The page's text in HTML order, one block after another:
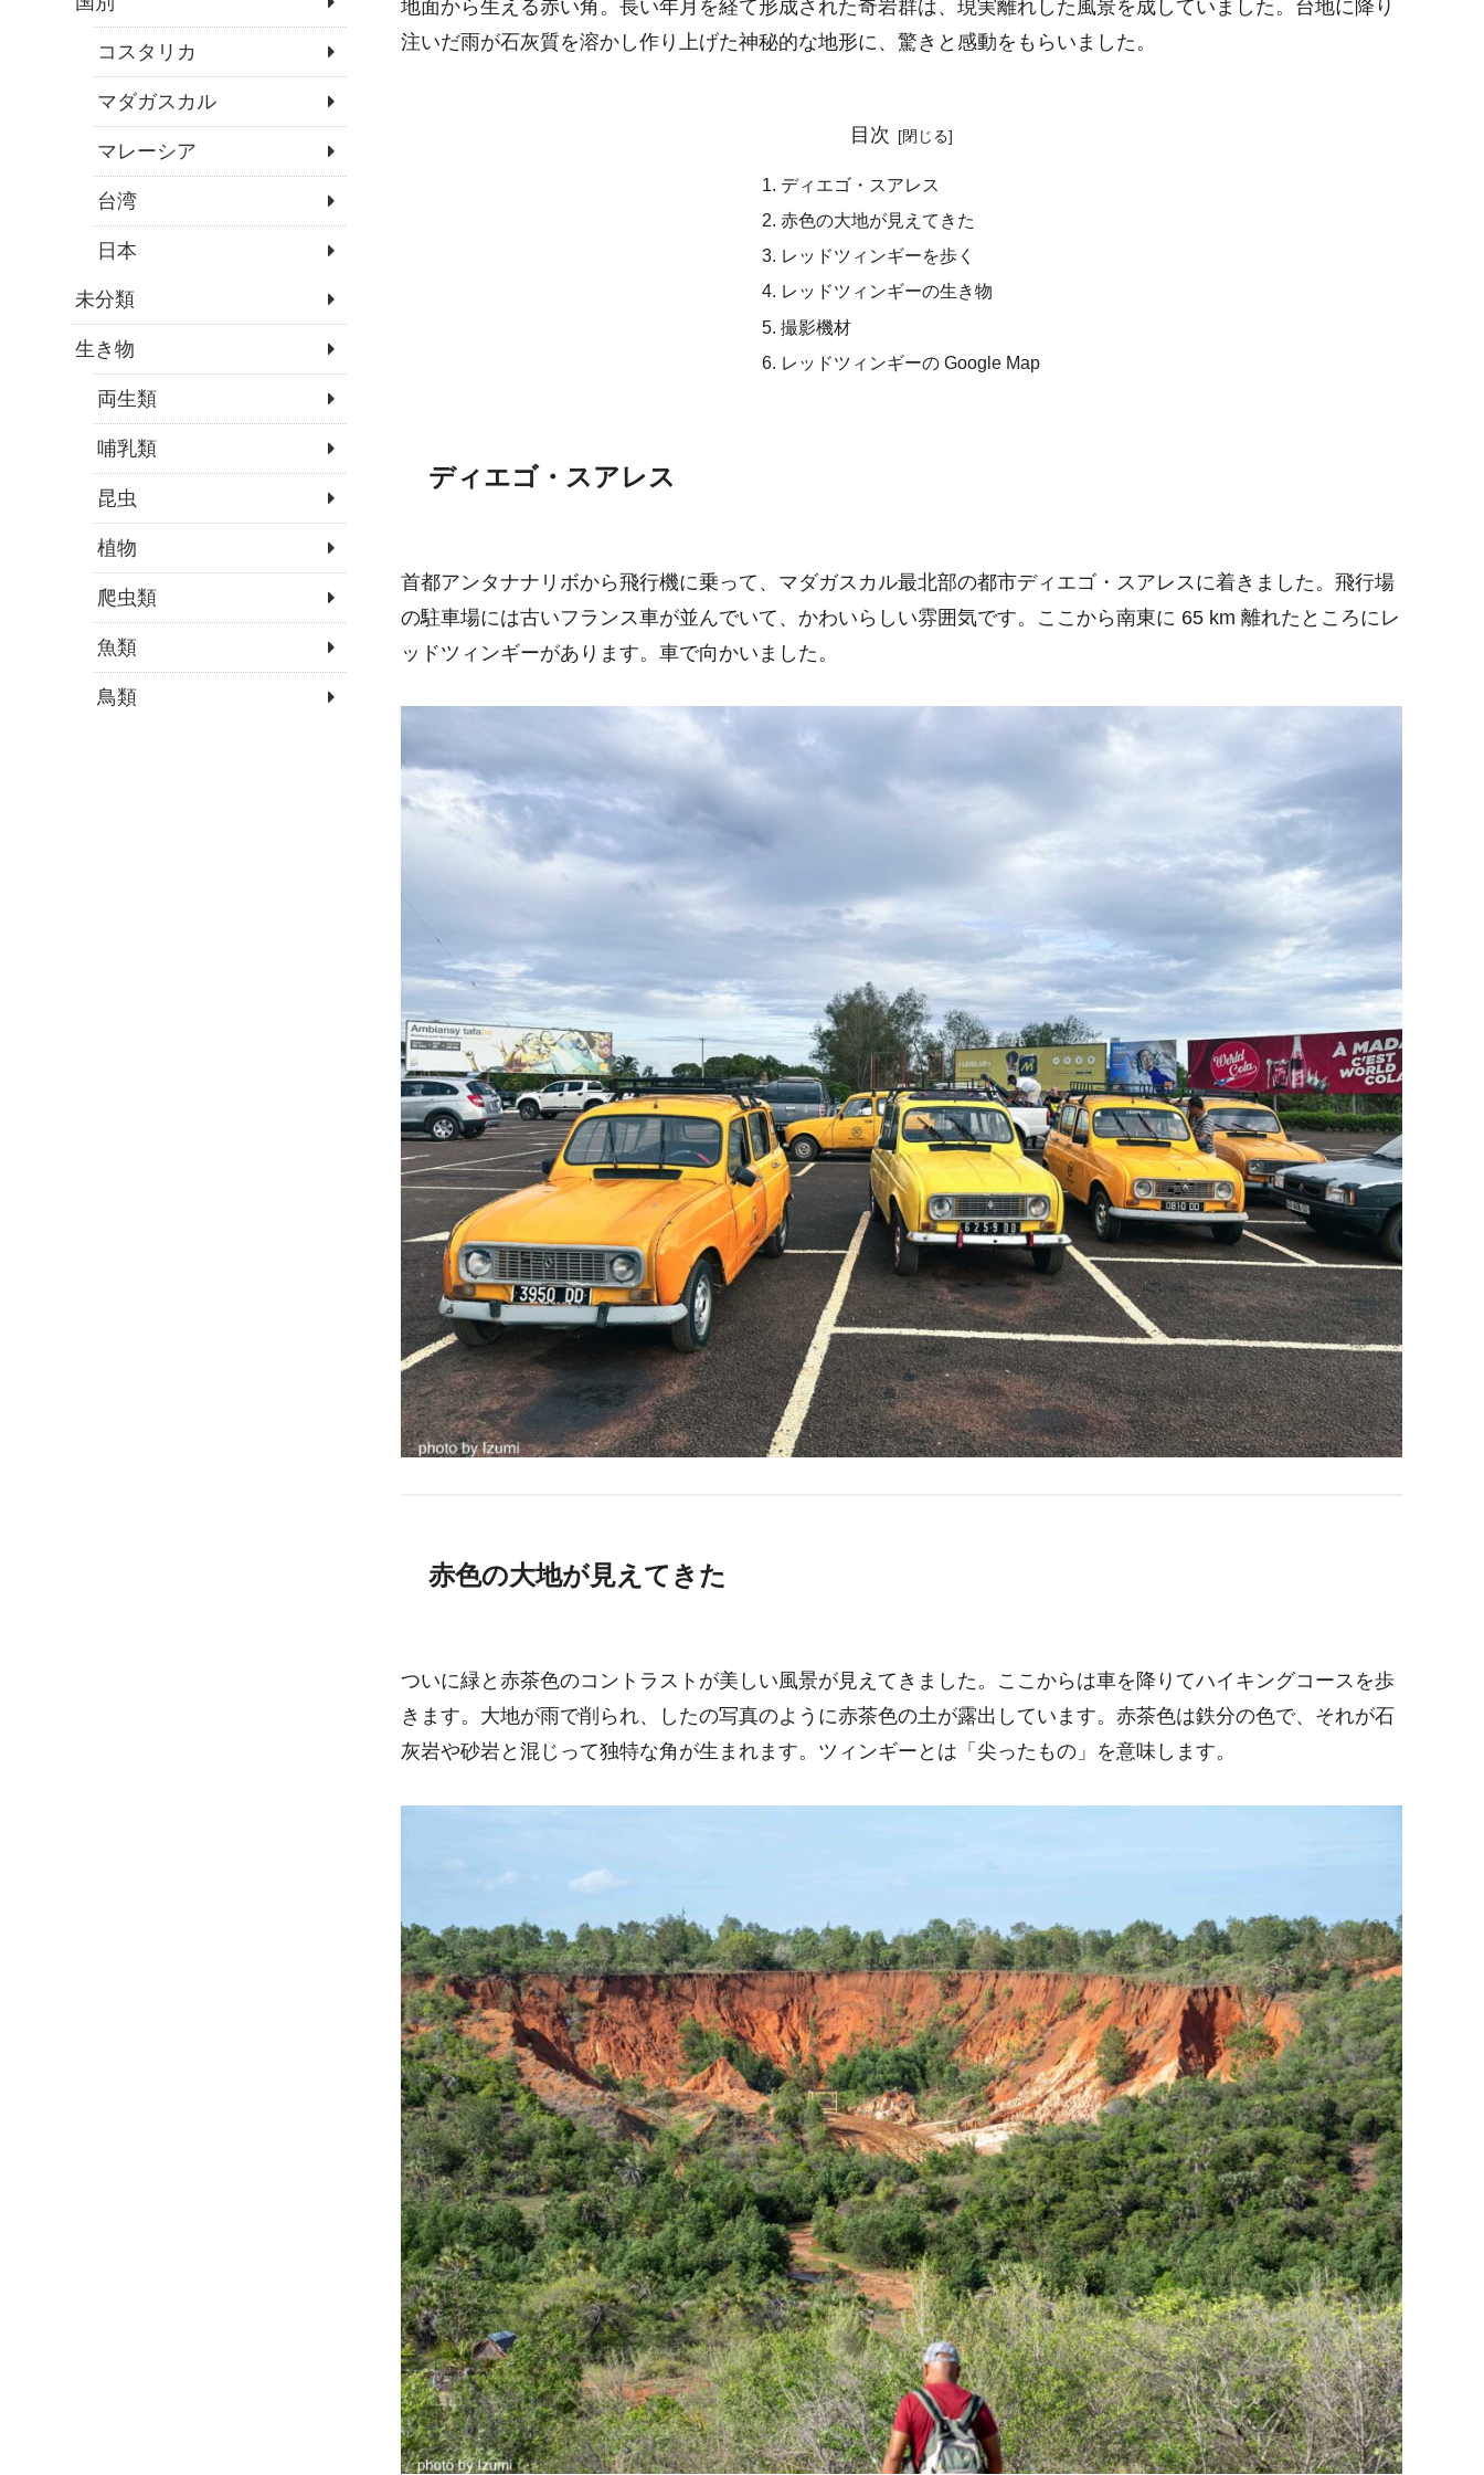
地面から生える赤い角。長い年月を経て形成された奇岩群は、現実離れした風景を成していました。台地に降り
注いだ雨が石灰質を溶かし作り上げた神秘的な地形に、驚きと感動をもらいました。
目次
ディエゴ・スアレス
赤色の大地が見えてきた
レッドツィンギーを歩く
レッドツィンギーの生き物
撮影機材
レッドツィンギーの Google Map
ディエゴ・スアレス
首都アンタナナリボから飛行機に乗って、マダガスカル最北部の都市ディエゴ・スアレスに着きました。飛行場
の駐車場には古いフランス車が並んでいて、かわいらしい雰囲気です。ここから南東に 65 km 離れたところにレ
ッドツィンギーがあります。車で向かいました。
赤色の大地が見えてきた
ついに緑と赤茶色のコントラストが美しい風景が見えてきました。ここからは車を降りてハイキングコースを歩
きます。大地が雨で削られ、したの写真のように赤茶色の土が露出しています。赤茶色は鉄分の色で、それが石
灰岩や砂岩と混じって独特な角が生まれます。ツィンギーとは「尖ったもの」を意味します。
コスタリカ
マダガスカル
マレーシア
台湾
日本
未分類
生き物
両生類
哺乳類
昆虫
植物
爬虫類
魚類
鳥類